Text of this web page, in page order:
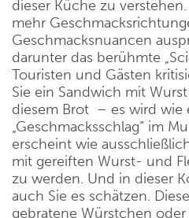
dieser Küche zu
mehr
Geschmacksnuancen
darunter das berühmte
Touristen und Gästen
Sie ein Sandwich mit
diesem Brot – es wird wie
„Geschmacksschlag“ im
erscheint wie
mit gereiften Wurst- und
zu werden. Und in dieser
auch Sie es schätzen.
gebratene Würstchen